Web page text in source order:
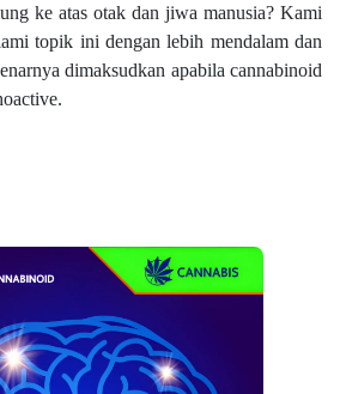
ke atas otak dan jiwa manusia? Kami
topik ini dengan lebih mendalam dan
dimaksudkan apabila cannabinoid